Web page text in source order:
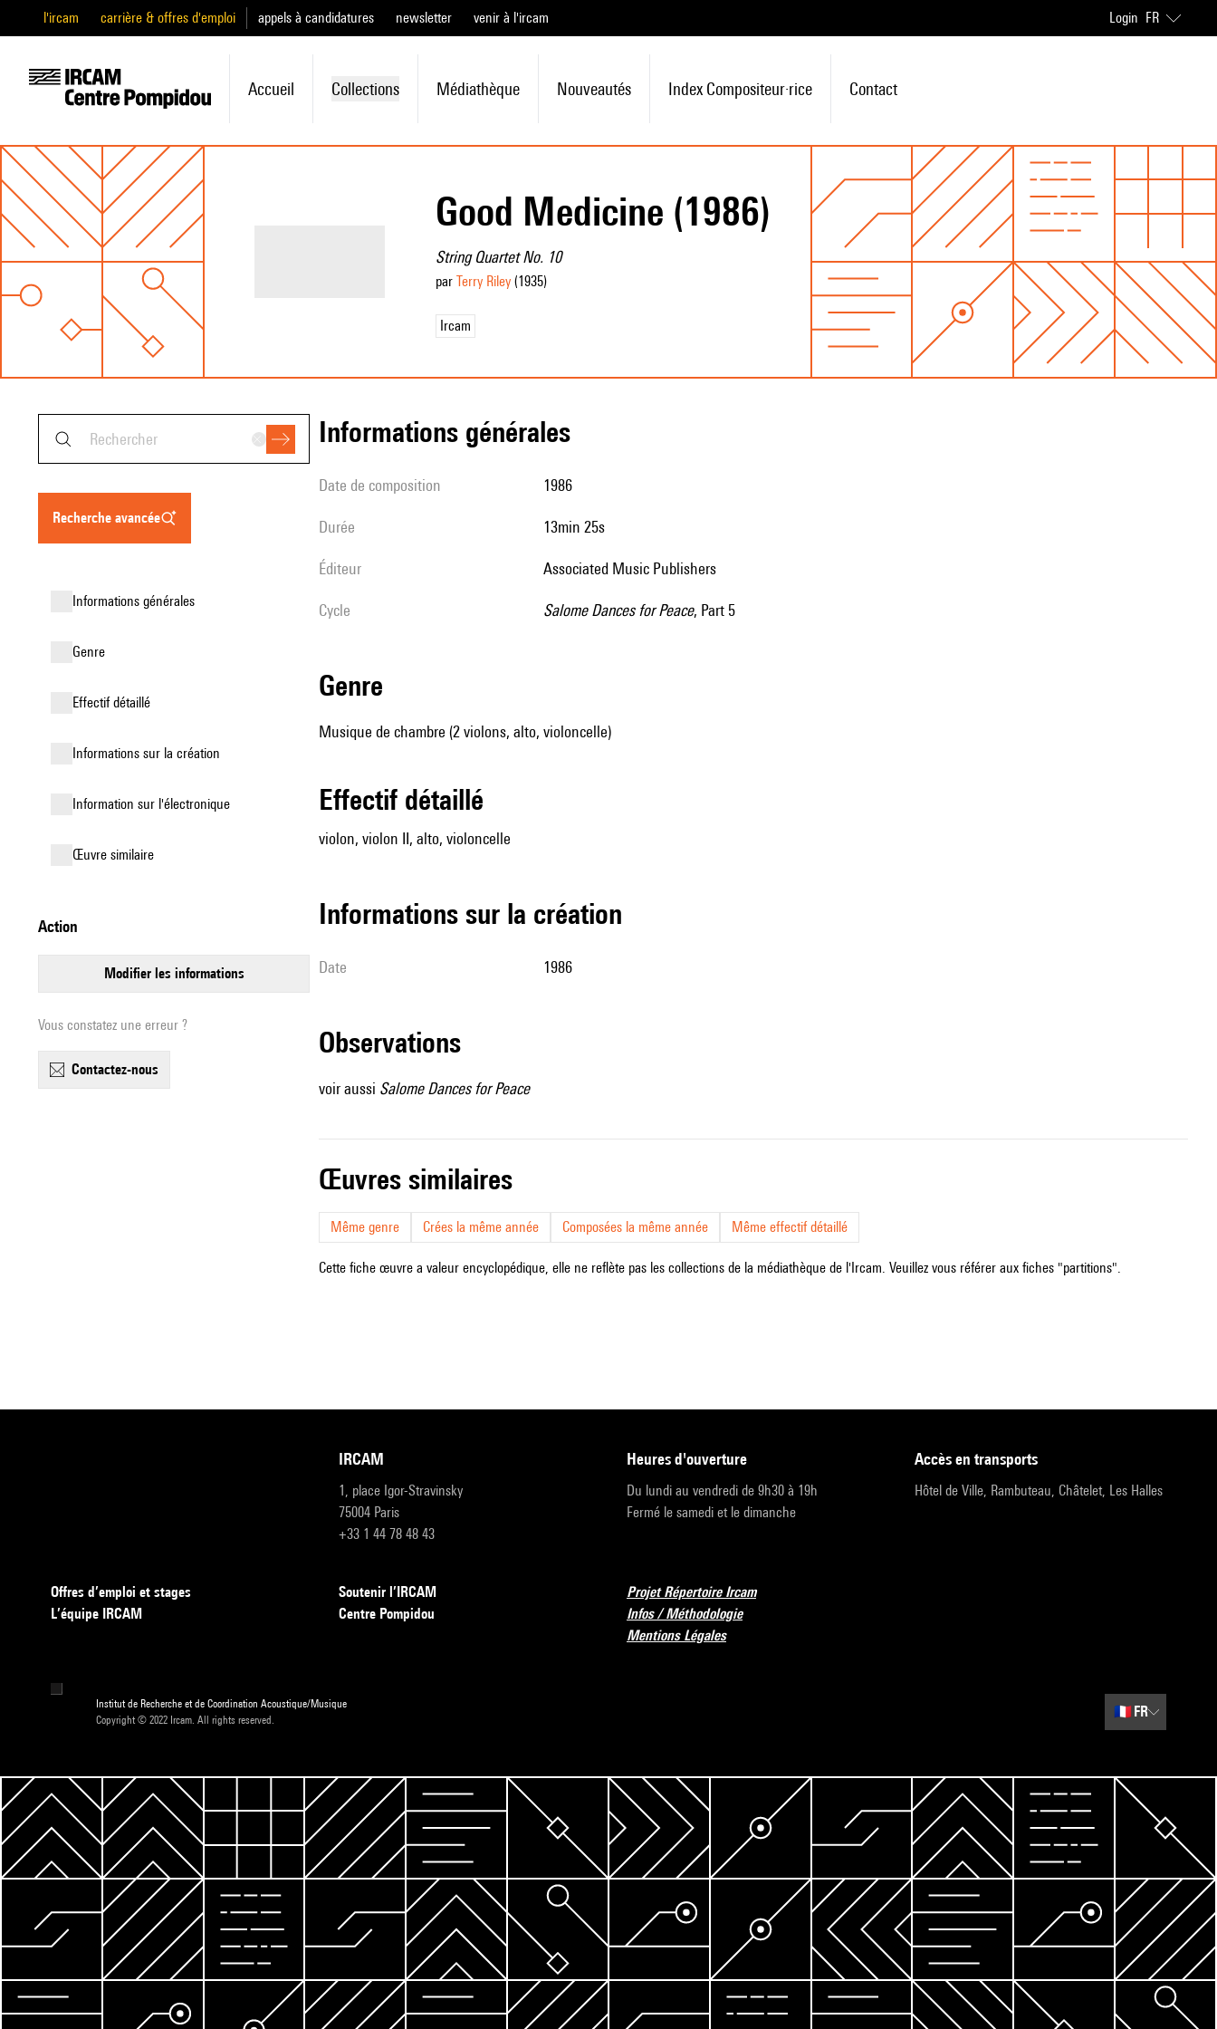
l'ircam carrière & offres d'emploi appels à candidatures newsletter venir à l'ircam Login FR
Accueil Collections Médiathèque Nouveautés Index Compositeur·rice Contact
Good Medicine (1986)
String Quartet No. 10
par Terry Riley(1935)
Ircam
recherche avancée
informations générales
genre
effectif détaillé
informations sur la création
Information sur l'électronique
œuvre similaire
action
modifier les informations
Vous constatez une erreur ?
contactez-nous
informations générales
date de composition 1986
durée 13min 25s
éditeur Associated Music Publishers
Cycle Salome Dances for Peace, Part 5
genre
Musique de chambre (2 violons, alto, violoncelle)
effectif détaillé
violon, violon II, alto, violoncelle
informations sur la création
date 1986
observations
voir aussi Salome Dances for Peace
œuvres similaires
Même genre Crées la même année Composées la même année Même effectif détaillé
Cette fiche œuvre a valeur encyclopédique, elle ne reflète pas les collections de la médiathèque de l'Ircam. Veuillez vous référer aux fiches "partitions".
IRCAM
1, place Igor-Stravinsky
75004 Paris
+33 1 44 78 48 43
heures d'ouverture
Du lundi au vendredi de 9h30 à 19h
Fermé le samedi et le dimanche
accès en transports
Hôtel de Ville, Rambuteau, Châtelet, Les Halles
Offres d’emploi et stages
L’équipe IRCAM
Soutenir l’IRCAM
Centre Pompidou
Projet Répertoire Ircam
Infos / Méthodologie
Mentions Légales
Institut de Recherche et de Coordination Acoustique/Musique
Copyright © 2022 Ircam. All rights reserved.
🇫🇷 FR